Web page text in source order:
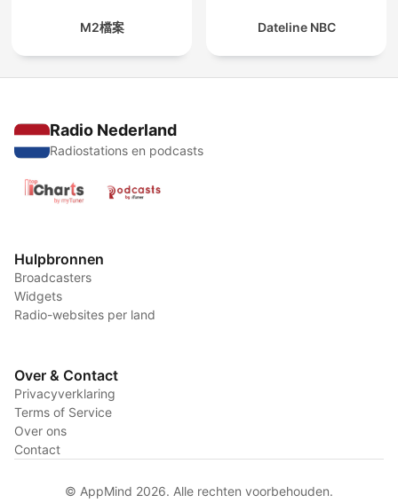
M2檔案 Dateline NBC
Radio Nederland
Radiostations en podcasts
Hulpbronnen
Broadcasters
Widgets
Radio-websites per land
Over & Contact
Privacyverklaring
Terms of Service
Over ons
Contact
© AppMind 2026. Alle rechten voorbehouden.